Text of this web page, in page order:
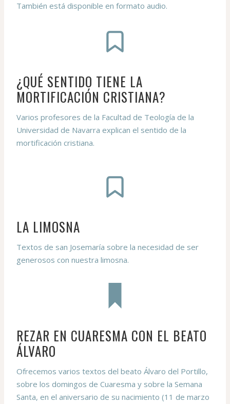
También está disponible en formato audio.
¿QUÉ SENTIDO TIENE LA
MORTIFICACIÓN CRISTIANA?
Varios profesores de la Facultad de Teología de la
Universidad de Navarra explican el sentido de la
mortificación cristiana.
LA LIMOSNA
Textos de san Josemaría sobre la necesidad de ser
generosos con nuestra limosna.
REZAR EN CUARESMA CON EL BEATO
ÁLVARO
Ofrecemos varios textos del beato Álvaro del Portillo,
sobre los domingos de Cuaresma y sobre la Semana
Santa, en el aniversario de su nacimiento (11 de marzo